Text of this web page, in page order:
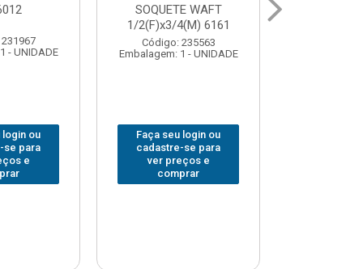
MESA
- UNIDADE
login ou
se para
e
FERRAMENTAS
BRASFORT FECHADA
18BOLSOS 7559
Código: 312401
Faça seu login ou
cadastre-se para
ver preços e
comprar